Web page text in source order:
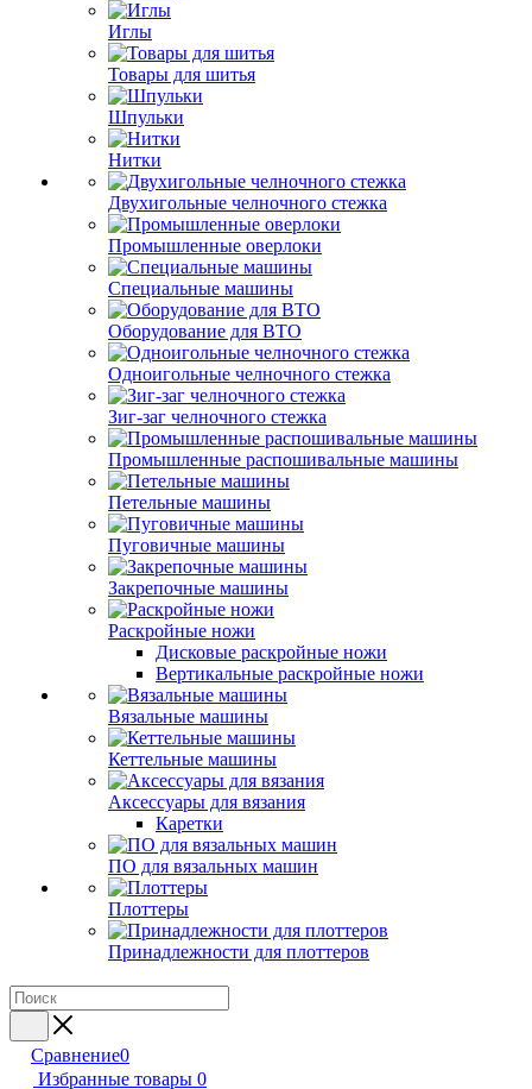
Иглы
Товары для шитья
Шпульки
Нитки
Двухигольные челночного стежка
Промышленные оверлоки
Специальные машины
Оборудование для ВТО
Одноигольные челночного стежка
Зиг-заг челночного стежка
Промышленные распошивальные машины
Петельные машины
Пуговичные машины
Закрепочные машины
Раскройные ножи
Дисковые раскройные ножи
Вертикальные раскройные ножи
Вязальные машины
Кеттельные машины
Аксессуары для вязания
Каретки
ПО для вязальных машин
Плоттеры
Принадлежности для плоттеров
Сравнение0
Избранные товары 0